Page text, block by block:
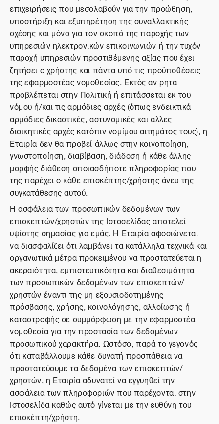
επιχειρήσεις που μεσολαβούν για την προώθηση,
υποστήριξη και εξυπηρέτηση της συναλλακτικής
σχέσης και μόνο για τον σκοπό της παροχής των
υπηρεσιών ηλεκτρονικών επικοινωνιών ή την τυχόν
παροχή υπηρεσιών προστιθέμενης αξίας που έχει
ζητήσει ο χρήστης και πάντα υπό τις προϋποθέσεις
της εφαρμοστέας νομοθεσίας. Εκτός αν ρητά
προβλέπεται στην Πολιτική ή επιτάσσεται εκ του
νόμου ή/και τις αρμόδιες αρχές (όπως ενδεικτικά
αρμόδιες δικαστικές, αστυνομικές και άλλες
διοικητικές αρχές κατόπιν νομίμου αιτήμάτος τους), η
Εταιρία δεν θα προβεί άλλως στην κοινοποίηση,
γνωστοποίηση, διαβίβαση, διάδοση ή κάθε άλλης
μορφής διάθεση οποιασδήποτε πληροφορίας που
της παρέχει ο κάθε επισκέπτης/χρήστης άνευ της
συγκατάθεσης αυτού.
Η ασφάλεια των προσωπικών δεδομένων των
επισκεπτών/χρηστών της Ιστοσελίδας αποτελεί
υψίστης σημασίας για εμάς. Η Εταιρία αφοσιώνεται
να διασφαλίζει ότι λαμβάνει τα κατάλληλα τεχνικά και
οργανωτικά μέτρα προκειμένου να προστατεύεται η
ακεραιότητα, εμπιστευτικότητα και διαθεσιμότητα
των προσωπικών δεδομένων των επισκεπτών/
χρηστών έναντι της μη εξουσιοδοτημένης
πρόσβασης, χρήσης, κοινολόγησης, αλλοίωσης ή
καταστροφής σε συμμόρφωση με την εφαρμοστέα
νομοθεσία για την προστασία των δεδομένων
προσωπικού χαρακτήρα. Ωστόσο, παρά το γεγονός
ότι καταβάλλουμε κάθε δυνατή προσπάθεια να
προστατεύουμε τα δεδομένα των επισκεπτών/
χρηστών, η Εταιρία αδυνατεί να εγγυηθεί την
ασφάλεια των πληροφοριών που παρέχονται στην
Ιστοσελίδα καθώς αυτό γίνεται με την ευθύνη του
επισκέπτη/χρήστη.